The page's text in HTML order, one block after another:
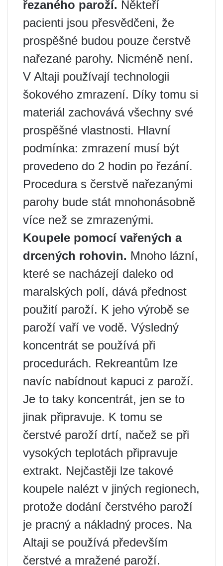
řezaného paroží. Někteří
pacienti jsou přesvědčeni, že
prospěšné budou pouze čerstvě
nařezané parohy. Nicméně není.
V Altaji používají technologii
šokového zmrazení. Díky tomu si
materiál zachovává všechny své
prospěšné vlastnosti. Hlavní
podmínka: zmrazení musí být
provedeno do 2 hodin po řezání.
Procedura s čerstvě nařezanými
parohy bude stát mnohonásobně
více než se zmrazenými.
Koupele pomocí vařených a
drcených rohovin. Mnoho lázní,
které se nacházejí daleko od
maralských polí, dává přednost
použití paroží. K jeho výrobě se
paroží vaří ve vodě. Výsledný
koncentrát se používá při
procedurách. Rekreantům lze
navíc nabídnout kapuci z paroží.
Je to taky koncentrát, jen se to
jinak připravuje. K tomu se
čerstvé paroží drtí, načež se při
vysokých teplotách připravuje
extrakt. Nejčastěji lze takové
koupele nalézt v jiných regionech,
protože dodání čerstvého paroží
je pracný a nákladný proces. Na
Altaji se používá především
čerstvé a mražené paroží.